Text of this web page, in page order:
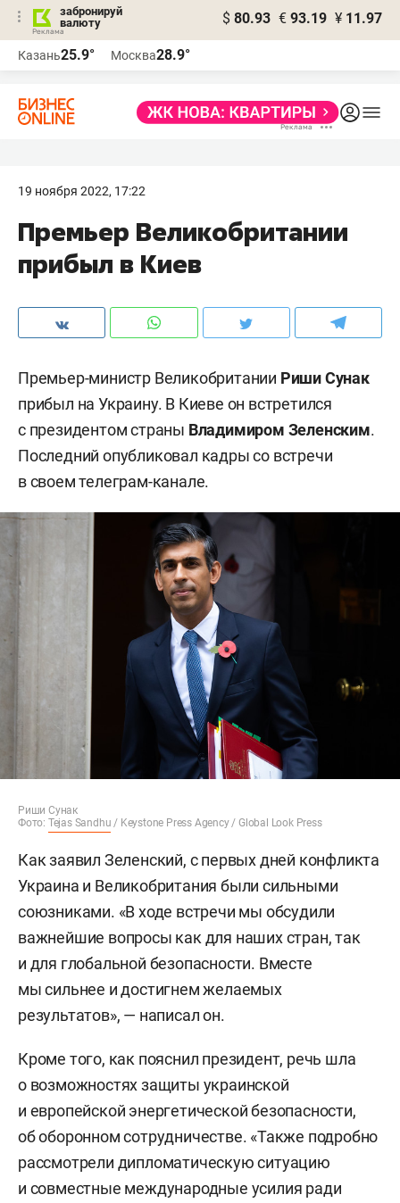
забронируй
валюту
$ 80.93 € 93.19 ¥ 11.97
Казань25.9° Москва28.9°
19 ноября 2022, 17:22
Премьер Великобритании
прибыл в Киев
Премьер-министр Великобритании Риши Сунак
прибыл на Украину. В Киеве он встретился
с президентом страны Владимиром Зеленским.
Последний опубликовал кадры со встречи
в своем телеграм-канале.
Риши Сунак
Фото: Tejas Sandhu / Keystone Press Agency / Global Look Press
Как заявил Зеленский, с первых дней конфликта
Украина и Великобритания были сильными
союзниками. «В ходе встречи мы обсудили
важнейшие вопросы как для наших стран, так
и для глобальной безопасности. Вместе
мы сильнее и достигнем желаемых
результатов», — написал он.
Кроме того, как пояснил президент, речь шла
о возможностях защиты украинской
и европейской энергетической безопасности,
об оборонном сотрудничестве. «Также подробно
рассмотрели дипломатическую ситуацию
и совместные международные усилия ради